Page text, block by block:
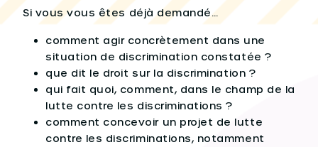
Si vous vous êtes déjà demandé…
comment agir concrètement dans une
situation de discrimination constatée ?
que dit le droit sur la discrimination ?
qui fait quoi, comment, dans le champ de la
lutte contre les discriminations ?
comment concevoir un projet de lutte
contre les discriminations, notamment